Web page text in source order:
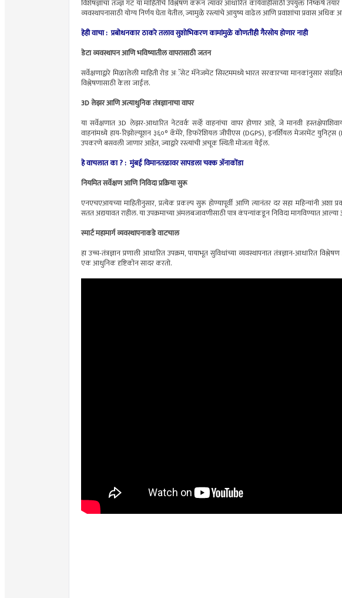
विशेषज्ञांचा तज्ज्ञ गट या माहितीचे विश्लेषण करून त्यावर आधारित कार्यवाहीसाठी उपयुक्त निष्कर्ष
व्यवस्थापनासाठी योग्य निर्णय घेता येतील, ज्यामुळे रस्त्यांचे आयुष्य वाढेल आणि प्रवाशांचा प्रवास अधिक
हेही वाचा :प्रबोधनकार ठाकरे तलाव सुशोभिकरण कामांमुळे कोणतीही गैरसोय होणार नाही
डेटा व्यवस्थापन आणि भविष्यातील वापरासाठी जतन
सर्वेक्षणाद्वारे मिळालेली माहिती रोड अॅसेट मॅनेजमेंट सिस्टममध्ये भारत सरकारच्या मानकांनुसार
विश्लेषणासाठी केला जाईल.
3D लेझर आणि अत्याधुनिक तंत्रज्ञानाचा वापर
या सर्वेक्षणात 3D लेझर-आधारित नेटवर्क सर्व्हे वाहनांचा वापर होणार आहे, जे मानवी
वाहनांमध्ये हाय-रिझोल्यूशन ३६०° कॅमेरे, डिफरेंशियल जीपीएस (DGPS), इनर्शियल मेजरमेंट
उपकरणे बसवली जाणार आहेत, ज्याद्वारे रस्त्यांची अचूक स्थिती मोजता येईल.
हे वाचलात का ? :मुंबई विमानतळावर सापडला चक्क अ‍ॅनाकोंडा
नियमित सर्वेक्षण आणि निविदा प्रक्रिया सुरू
एनएचएआयच्या माहितीनुसार, प्रत्येक प्रकल्प सुरू होण्यापूर्वी आणि त्यानंतर दर सहा महिन्यांनी
सतत अद्ययावत राहील. या उपक्रमाच्या अंमलबजावणीसाठी पात्र कंपन्यांकडून निविदा मागविण्यात
स्मार्ट महामार्ग व्यवस्थापनाकडे वाटचाल
हा उच्च-तंत्रज्ञान प्रणाली आधारित उपक्रम, पायाभूत सुविधांच्या व्यवस्थापनात तंत्रज्ञान-आधारित
एक आधुनिक दृष्टिकोन सादर करतो.